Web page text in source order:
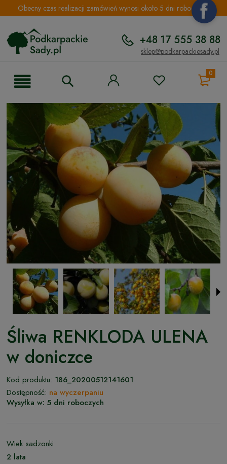
Obecny czas realizacji zamówień wynosi około 5 dni roboczych.
+48 17 555 38 88
sklep@podkarpackiesady.pl
0
Śliwa RENKLODA ULENA
w doniczce
Kod produktu: 186_20200512141601
Dostępność: na wyczerpaniu
Wysyłka w: 5 dni roboczych
Wiek sadzonki:
2 lata